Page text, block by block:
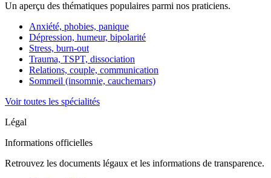
Un aperçu des thématiques populaires parmi nos praticiens.
Anxiété, phobies, panique
Dépression, humeur, bipolarité
Stress, burn-out
Trauma, TSPT, dissociation
Relations, couple, communication
Sommeil (insomnie, cauchemars)
Voir toutes les spécialités
Légal
Informations officielles
Retrouvez les documents légaux et les informations de transparence.